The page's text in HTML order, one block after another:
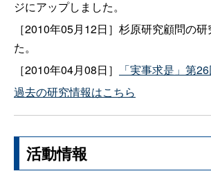
ジにアップしました。
［2010年05月12日］杉原研究顧問の研
た。
［2010年04月08日］
「実事求是」第
過去の研究情報はこちら
活動情報